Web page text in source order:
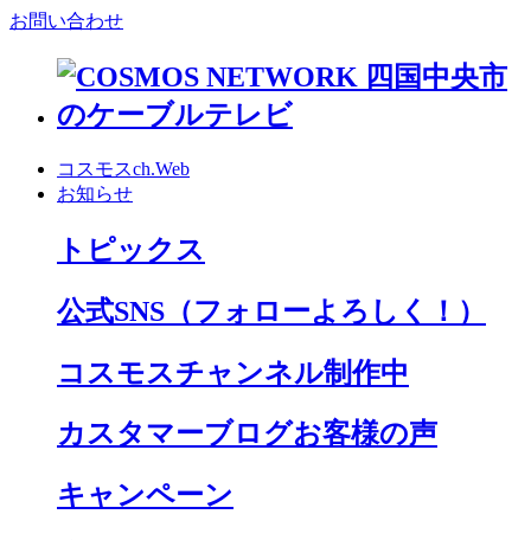
お問い合わせ
コスモスch.Web
お知らせ
トピックス
公式SNS （フォローよろしく！）
コスモスチャンネル制作中
カスタマーブログお客様の声
キャンペーン